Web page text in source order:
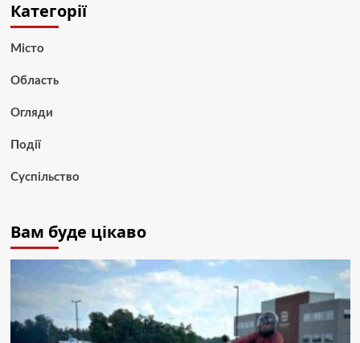
Категорії
Місто
Область
Огляди
Події
Суспільство
Вам буде цікаво